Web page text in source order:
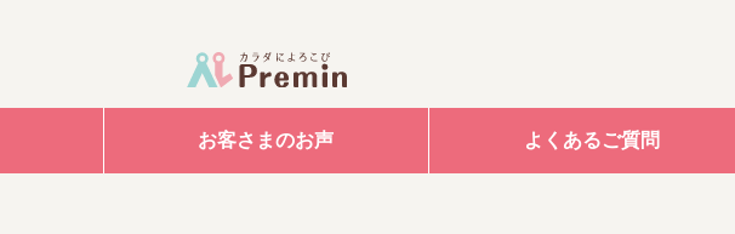
お客さまのお声 よくあるご質問